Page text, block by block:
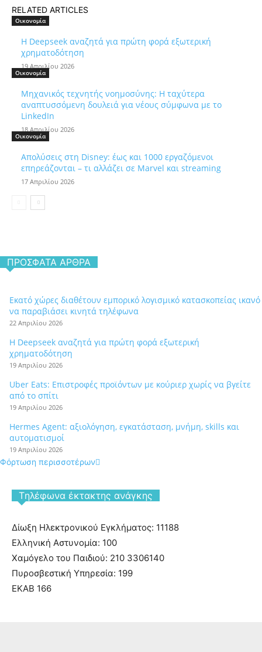
RELATED ARTICLES
Οικονομία
Η Deepseek αναζητά για πρώτη φορά εξωτερική
χρηματοδότηση
19 Απριλίου 2026
Οικονομία
Μηχανικός τεχνητής νοημοσύνης: Η ταχύτερα
αναπτυσσόμενη δουλειά για νέους σύμφωνα με το
LinkedIn
18 Απριλίου 2026
Οικονομία
Απολύσεις στη Disney: έως και 1000 εργαζόμενοι
επηρεάζονται – τι αλλάζει σε Marvel και streaming
17 Απριλίου 2026
ΠΡΌΣΦΑΤΑ ΆΡΘΡΑ
Εκατό χώρες διαθέτουν εμπορικό λογισμικό κατασκοπείας ικανό
να παραβιάσει κινητά τηλέφωνα
22 Απριλίου 2026
Η Deepseek αναζητά για πρώτη φορά εξωτερική
χρηματοδότηση
19 Απριλίου 2026
Uber Eats: Επιστροφές προϊόντων με κούριερ χωρίς να βγείτε
από το σπίτι
19 Απριλίου 2026
Hermes Agent: αξιολόγηση, εγκατάσταση, μνήμη, skills και
αυτοματισμοί
19 Απριλίου 2026
Φόρτωση περισσοτέρων
Tηλέφωνα έκτακτης ανάγκης
Δίωξη Ηλεκτρονικού Εγκλήματος: 11188
Ελληνική Αστυνομία: 100
Χαμόγελο του Παιδιού: 210 3306140
Πυροσβεστική Υπηρεσία: 199
ΕΚΑΒ 166